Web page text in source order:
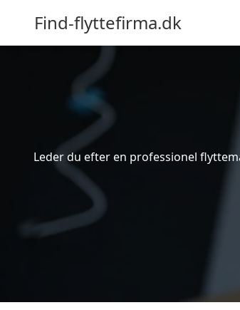
Find-flyttefirma.dk
Leder du efter en professionel